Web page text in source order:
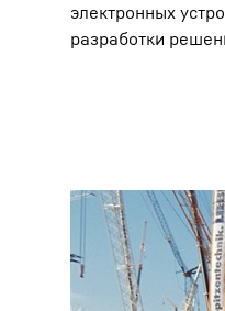
электронных
разработки